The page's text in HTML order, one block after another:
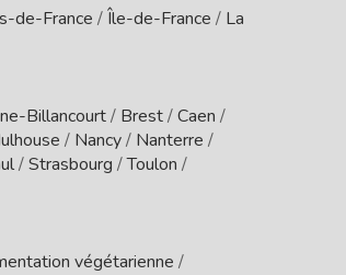
de-France /Île-de-France / La
Billancourt/ Brest/Caen /
/ Nancy/ Nanterre /
/Strasbourg /Toulon /
végétarienne /